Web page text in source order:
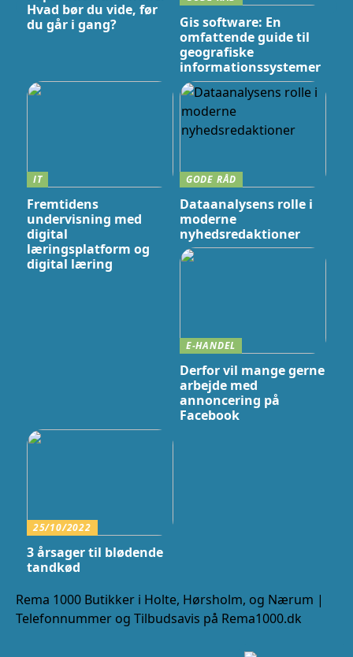
Hvad bør du vide, før
du går i gang?
Gis software: En
omfattende guide til
geografiske
informationssystemer
IT
Fremtidens
undervisning med
digital
læringsplatform og
digital læring
GODE RÅD
Dataanalysens rolle i
moderne
nyhedsredaktioner
E-HANDEL
Derfor vil mange gerne
arbejde med
annoncering på
Facebook
25/10/2022
3 årsager til blødende
tandkød
Rema 1000 Butikker i Holte, Hørsholm, og Nærum |
Telefonnummer og Tilbudsavis på Rema1000.dk